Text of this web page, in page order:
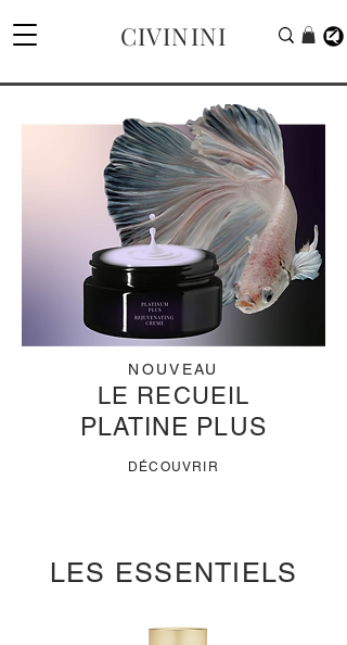
CIVININI
NOUVEAU
LE RECUEIL
PLATINE PLUS
DÉCOUVRIR
LES ESSENTIELS